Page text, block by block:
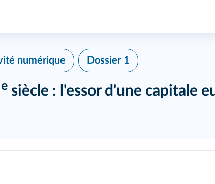
numérique Dossier 1
e siècle : l'essor d'une capitale